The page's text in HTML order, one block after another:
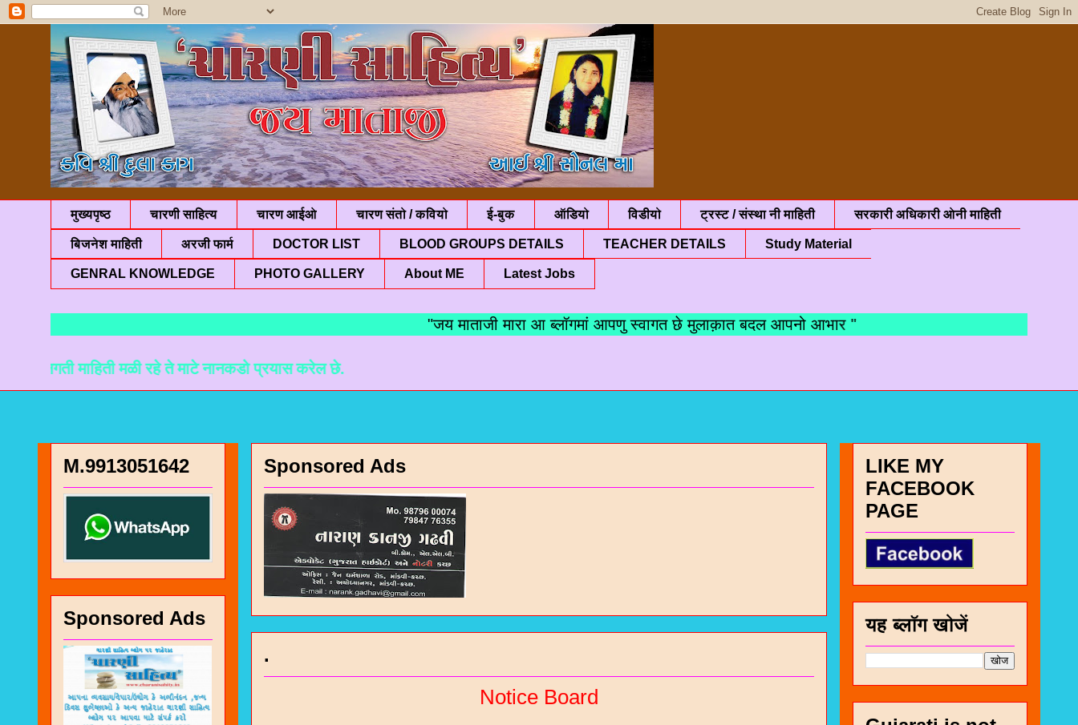
मुख्यपृष्ठ चारणी साहित्य चारण आईओ चारण संतो / कवियो ई-बुक ऑडियो विडीयो ट्रस्ट / संस्था नी माहिती सरकारी अधिकारी ओनी माहिती
बिजनेश माहिती अरजी फार्म DOCTOR LIST BLOOD GROUPS DETAILS TEACHER DETAILS Study Material
GENRAL KNOWLEDGE PHOTO GALLERY About ME Latest Jobs
"जय माताजी मारा आ ब्लॉगमां आपणु स्वागत छे मुलाक़ात बदल आपनो आभार "
माहिती मळी रहे ते माटे नानकडो प्रयास करेल छे.
Sponsored Ads
.
Notice Board
M.9913051642
Sponsored Ads
LIKE MY
FACEBOOK
PAGE
यह ब्लॉग खोजें